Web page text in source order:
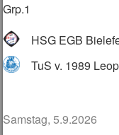
Grp.1
HSG EGB
TuS v. 1989
Samstag, 5.9.2026